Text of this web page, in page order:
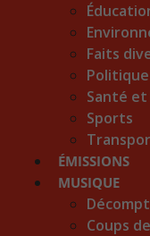
Faits
Politique
Santé
Sports
ÉMISSIONS
MUSIQUE
Coups